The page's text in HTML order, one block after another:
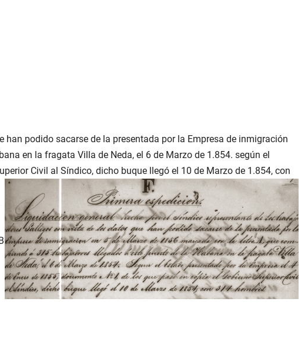
podido sacarse de la presentada por la Empresa de inmigración
en la fragata Villa de Neda, el 6 de Marzo de 1.854. según el
Civil al Síndico, dicho buque llegó el 10 de Marzo de 1.854, con